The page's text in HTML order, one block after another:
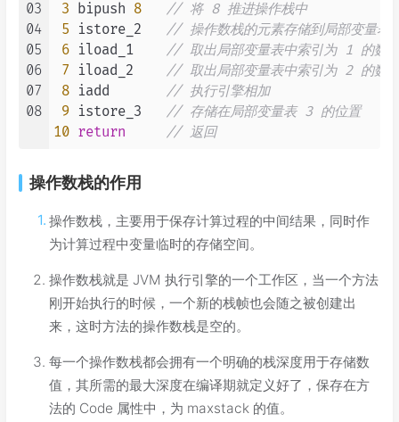
03
04
05
06
07
08
3 bipush 8
// 将 8 推进操作栈中
5 istore_2 // 操作数栈的元素存储到局部变量表
6 iload_1 // 取出局部变量表中索引为 1 的数
7 iload_2 // 取出局部变量表中索引为 2 的数
8 iadd // 执行引擎相加
9 istore_3 // 存储在局部变量表 3 的位置
10 return // 返回
操作数栈的作用
操作数栈，主要用于保存计算过程的中间结果，同时作
为计算过程中变量临时的存储空间。
操作数栈就是 JVM 执行引擎的一个工作区，当一个方法
刚开始执行的时候，一个新的栈帧也会随之被创建出
来，这时方法的操作数栈是空的。
每一个操作数栈都会拥有一个明确的栈深度用于存储数
值，其所需的最大深度在编译期就定义好了，保存在方
法的 Code 属性中，为 maxstack 的值。